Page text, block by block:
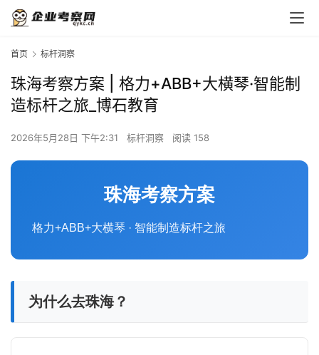
首页 标杆洞察
珠海考察方案 | 格力+ABB+大横琴·智能制
造标杆之旅_博石教育
2026年5月28日 下午2:31 标杆洞察 阅读 158
珠海考察方案
格力+ABB+大横琴 · 智能制造标杆之旅
为什么去珠海？